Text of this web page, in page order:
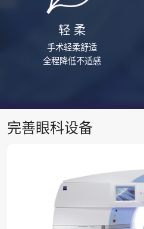
轻 柔
手术轻柔舒适
全程降低不适感
完善眼科设备